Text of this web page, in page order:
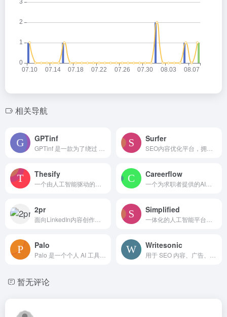
相关导航
GPTinf Surfer
Thesify Careerflow
2pr Simplified
Palo Writesonic
暂无评论